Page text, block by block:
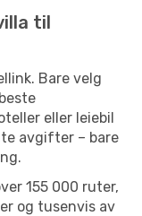
til
Bare velg
eller leiebil
avgifter – bare
155 000 ruter,
og tusenvis av